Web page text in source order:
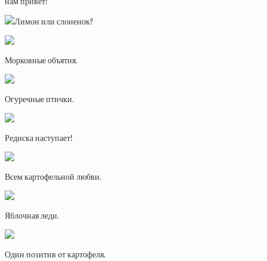
Лимон или слоненок?
Морковные объятия.
Огуречные птички.
Редиска наступает!
Всем картофельной любви.
Яблочная леди.
Один позитив от картофеля.